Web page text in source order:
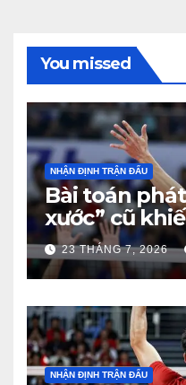
You missed
NHẬN ĐỊNH TRẬN ĐẤU
Bài toán
xước” cũ
nam Việt
trước Thái
23 THÁNG 7, 2026
NHẬN ĐỊNH TRẬN ĐẤU